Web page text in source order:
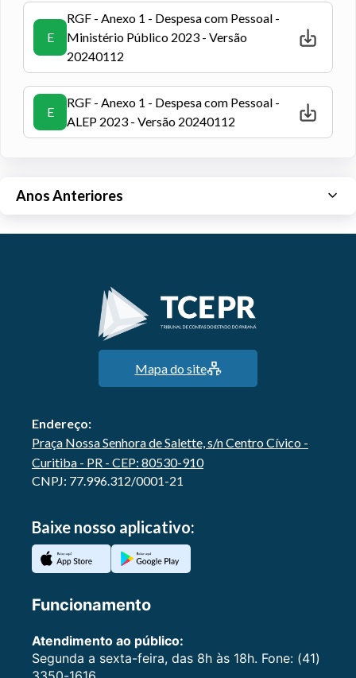
E
RGF - Anexo 1 - Despesa com Pessoal -
Ministério Público 2023 - Versão
20240112
E
RGF - Anexo 1 - Despesa com Pessoal -
ALEP 2023 - Versão 20240112
Anos Anteriores
Mapa do site
Endereço:
Praça Nossa Senhora de Salette, s/n Centro Cívico -
Curitiba - PR - CEP: 80530-910
CNPJ: 77.996.312/0001-21
Baixe nosso aplicativo:
Funcionamento
Atendimento ao público:
Segunda a sexta-feira, das 8h às 18h. Fone: (41)